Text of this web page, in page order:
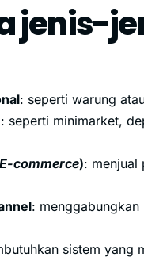
jenis-
: seperti warung
: seperti minimarket,
E-commerce): menjual
:
sistem yang